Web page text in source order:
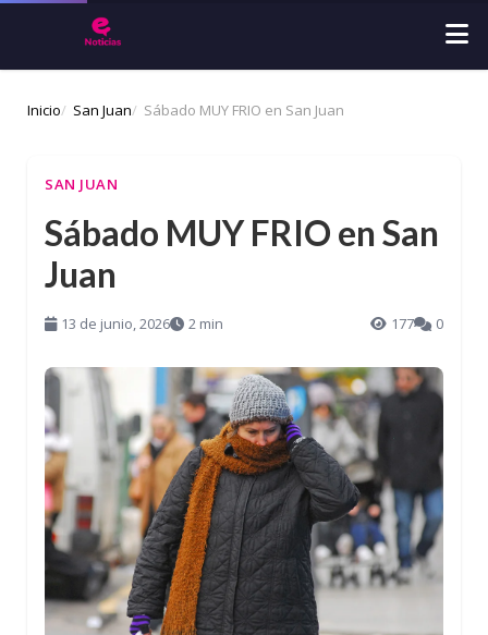
Inicio San Juan Sábado MUY FRIO en San Juan
SAN JUAN
Sábado MUY FRIO en San
Juan
13 de junio, 2026 2 min 177 0